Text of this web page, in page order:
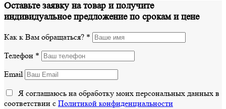
Оставьте заявку на товар и получите
индивидуальное предложение по срокам и цене
Как к Вам обращаться? *
Телефон *
Email
Я соглашаюсь на обработку моих персональных данных в
соответствии с Политикой конфиденциальности